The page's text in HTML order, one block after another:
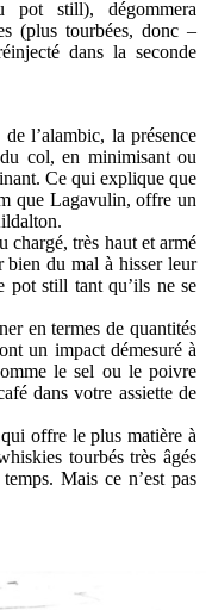
pot still), dégommera
(plus tourbées, donc –
dans la seconde
l’alambic, la présence
col, en minimisant ou
Ce qui explique que
que Lagavulin, offre un
chargé, très haut et armé
bien du mal à hisser leur
pot still tant qu’ils ne se
en termes de quantités
un impact démesuré à
le sel ou le poivre
dans votre assiette de
offre le plus matière à
tourbés très âgés
Mais ce n’est pas